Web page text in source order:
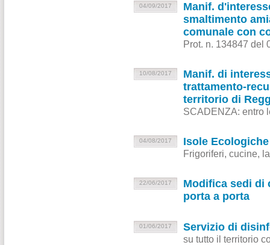
04/09/2017
Manif.
smaltimento
comunale con
Prot. n. 134847 del
10/08/2017
Manif. di
trattamento-
territorio di
SCADENZA: entro
04/08/2017 Isole Ecologiche
Frigoriferi, cucine,
22/06/2017
Modifica sedi di
porta a porta
01/06/2017 Servizio di
su tutto il territorio